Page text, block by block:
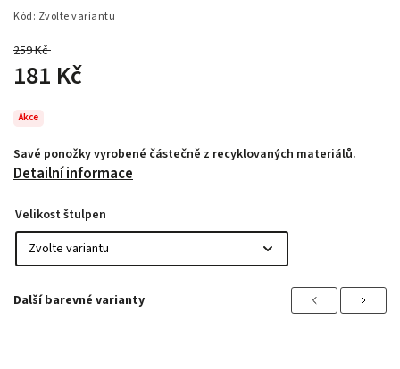
Kód: Zvolte variantu
259 Kč
181 Kč
Akce
Savé ponožky vyrobené částečně z recyklovaných materiálů.
Detailní informace
Velikost štulpen
Previous Next